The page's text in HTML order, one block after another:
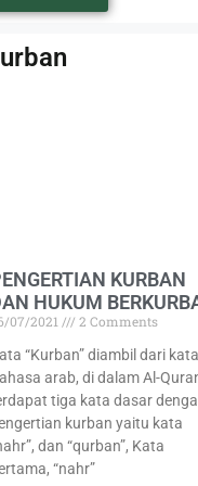
KURBAN
HUKUM
07/2021
2 Comments
“Kurban” diambil dari kata
arab, di dalam Al-
tiga kata dasar
kurban yaitu kata
dan “qurban”, Kata
“nahr”